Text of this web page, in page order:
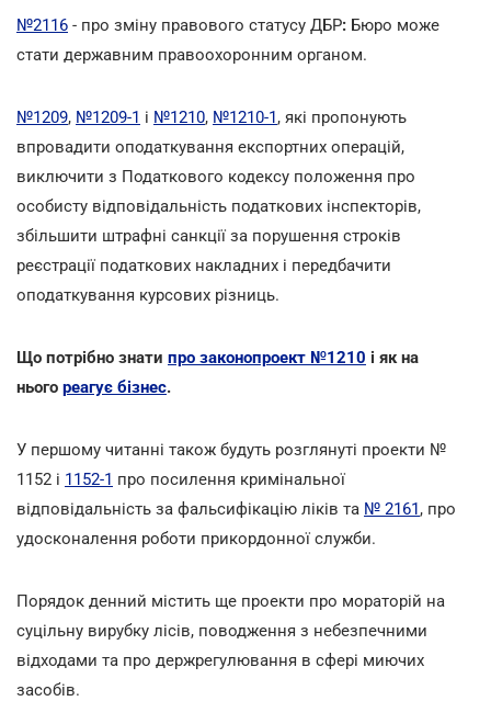
№2116 - про зміну правового статусу ДБР: Бюро може
стати державним правоохоронним органом.
№1209, №1209-1 і №1210, №1210-1, які пропонують
впровадити оподаткування експортних операцій,
виключити з Податкового кодексу положення про
особисту відповідальність податкових інспекторів,
збільшити штрафні санкції за порушення строків
реєстрації податкових накладних і передбачити
оподаткування курсових різниць.
Що потрібно знати про законопроект №1210 і як на
нього реагує бізнес.
У першому читанні також будуть розглянуті проекти №
1152 і 1152-1 про посилення кримінальної
відповідальність за фальсифікацію ліків та № 2161, про
удосконалення роботи прикордонної служби.
Порядок денний містить ще проекти про мораторій на
суцільну вирубку лісів, поводження з небезпечними
відходами та про держрегулювання в сфері миючих
засобів.